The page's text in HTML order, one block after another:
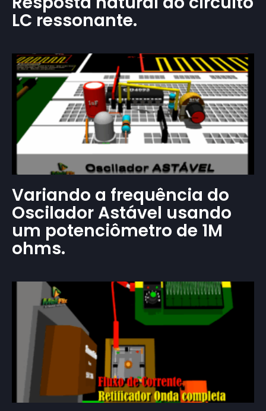
LC ressonante.
Variando a frequência do
Oscilador Astável usando
um potenciômetro de 1M
ohms.